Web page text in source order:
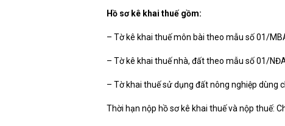
Hồ sơ kê khai thuế gồm:
– Tờ kê khai thuế môn bài theo mẫu số 01/
– Tờ kê khai thuế nhà, đất theo mẫu số 01/
– Tờ khai thuế sử dụng đất nông nghiệp dùng
Thời hạn nộp hồ sơ kê khai thuế và nộp thuế: